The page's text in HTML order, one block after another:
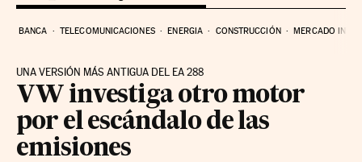
BANCA TELECOMUNICACIONES ENERGIA CONSTRUCCIÓN MERCADO
UNA VERSIÓN MÁS ANTIGUA DEL EA 288
VW investiga otro motor
por el escándalo de las
emisiones